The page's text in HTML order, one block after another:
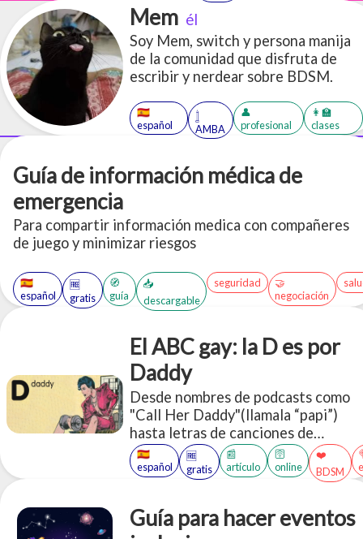
Mem él
Soy Mem, switch y persona manija
de la comunidad que disfruta de
escribir y nerdear sobre BDSM.
🇪🇸
español
𓉶
AMBA
👤
profesional
👩‍🏫
clases
Guía de información médica de
emergencia
Para compartir información medica con compañeres
de juego y minimizar riesgos
🇪🇸
español
🆓
gratis
🧭
guía
📥
descargable
seguridad
🤝
negociación
El ABC gay: la D es por
Daddy
Desde nombres de podcasts como
"Call Her Daddy"(llamala “papi”)
hasta letras de canciones de
Beyoncé, Nicki Minaj y Lana Del
Rey, el uso sexual de la palabra
"papi/daddy" se está apoderando de
comunicación, pero llamar "Daddy"
🇪🇸
español
🆓
gratis
📰
artículo
🛜
online
❤️
BDSM
Guía para hacer eventos